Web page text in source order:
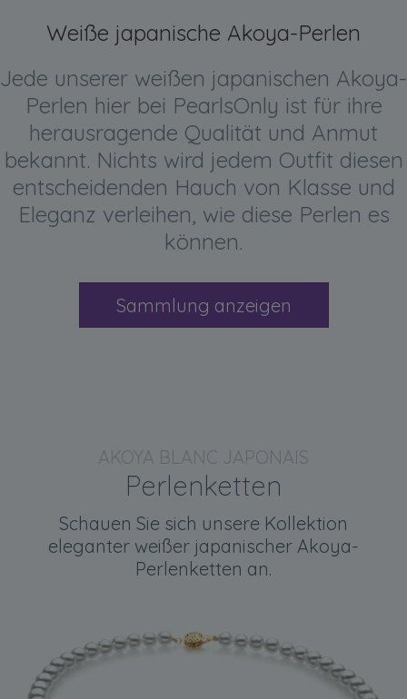
Weiße japanische Akoya-Perlen
Jede unserer weißen japanischen Akoya-
Perlen hier bei PearlsOnly ist für ihre
herausragende Qualität und Anmut
bekannt. Nichts wird jedem Outfit diesen
entscheidenden Hauch von Klasse und
Eleganz verleihen, wie diese Perlen es
können.
Sammlung anzeigen
AKOYA BLANC JAPONAIS
Perlenketten
Schauen Sie sich unsere Kollektion
eleganter weißer japanischer Akoya-
Perlenketten an.